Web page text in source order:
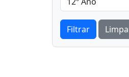
Filtrar